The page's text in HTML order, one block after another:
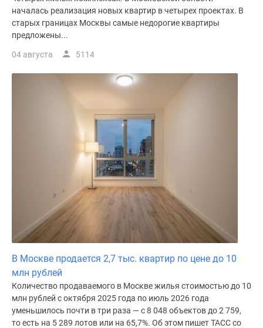
началась реализация новых квартир в четырех проектах. В
старых границах Москвы самые недорогие квартиры
предложены...
04 августа 5114
В Москве продается 2,7 тыс. квартир по цене до 10
млн рублей
Количество продаваемого в Москве жилья стоимостью до 10
млн рублей с октября 2025 года по июль 2026 года
уменьшилось почти в три раза — с 8 048 объектов до 2 759,
то есть на 5 289 лотов или на 65,7%. Об этом пишет ТАСС со